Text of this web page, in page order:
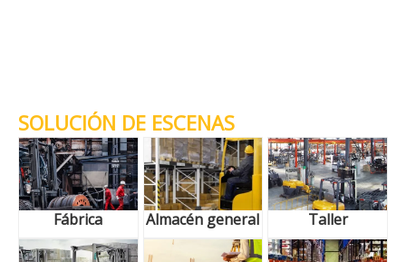
SOLUCIÓN DE ESCENAS
Fábrica Almacén general Taller